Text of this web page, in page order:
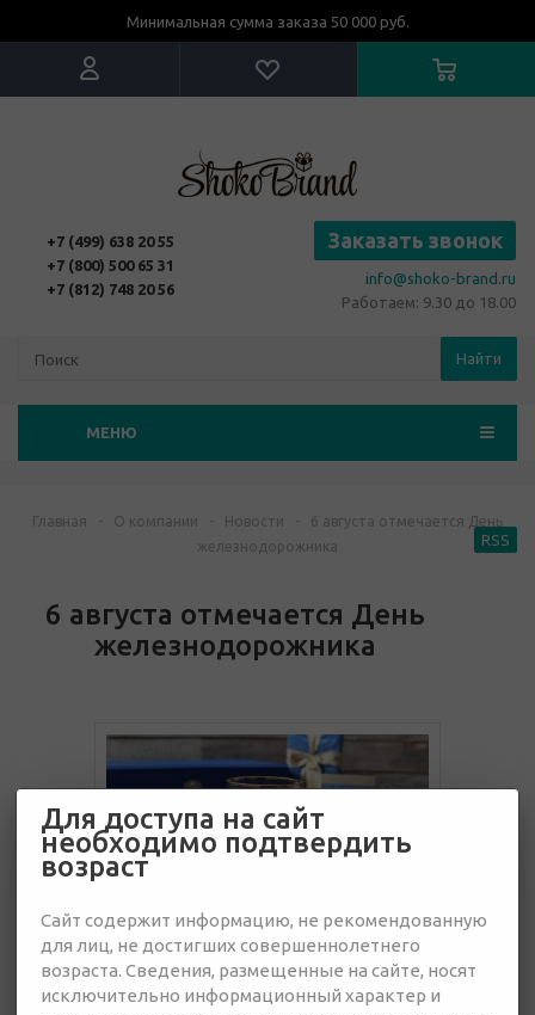
Минимальная сумма заказа 50 000 руб.
+7 (499) 638 20 55
+7 (800) 500 65 31
+7 (812) 748 20 56
Заказать звонок
info@shoko-brand.ru
Работаем: 9.30 до 18.00
Найти
МЕНЮ
Главная - О компании - Новости -
6 августа отмечается День
железнодорожника
6 августа отмечается День
железнодорожника
RSS
4 июля 2022
Для доступа на сайт
необходимо подтвердить
возраст
Сайт содержит информацию, не рекомендованную
для лиц, не достигших совершеннолетнего
возраста. Сведения, размещенные на сайте, носят
исключительно информационный характер и